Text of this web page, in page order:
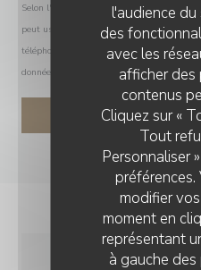
l'audience
des
avec les
afficher des
contenus
Cliquez sur «
Tout
Personnaliser
modifier
moment en
représentant
à gauche
Selon l'article L.223-2 du code de la
peut user de son droit à s'inscrire sur la
téléphonique Bloctel :bloctel.gouv.fr. Pour
données, consultez notrepolitique de